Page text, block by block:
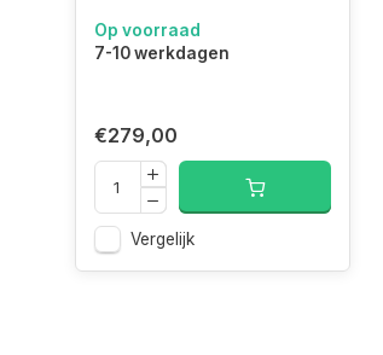
Op voorraad
7-10 werkdagen
€279,00
Vergelijk